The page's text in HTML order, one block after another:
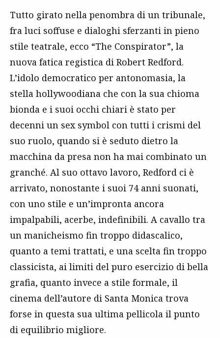
Tutto girato nella penombra di un tribunale,
fra luci soffuse e dialoghi sferzanti in pieno
stile teatrale, ecco “The Conspirator”, la
nuova fatica registica di Robert Redford.
L’idolo democratico per antonomasia, la
stella hollywoodiana che con la sua chioma
bionda e i suoi occhi chiari è stato per
decenni un sex symbol con tutti i crismi del
suo ruolo, quando si è seduto dietro la
macchina da presa non ha mai combinato un
granché. Al suo ottavo lavoro, Redford ci è
arrivato, nonostante i suoi 74 anni suonati,
con uno stile e un’impronta ancora
impalpabili, acerbe, indefinibili. A cavallo tra
un manicheismo fin troppo didascalico,
quanto a temi trattati, e una scelta fin troppo
classicista, ai limiti del puro esercizio di bella
grafia, quanto invece a stile formale, il
cinema dell’autore di Santa Monica trova
forse in questa sua ultima pellicola il punto
di equilibrio migliore.